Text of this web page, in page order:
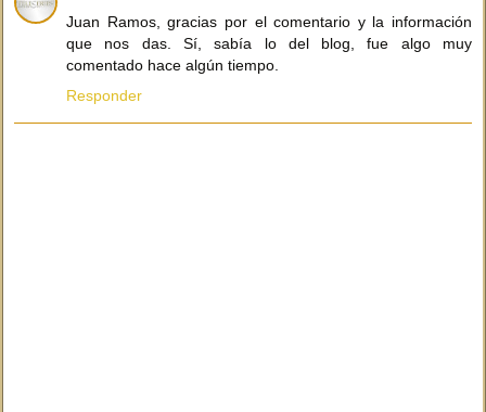
Juan Ramos, gracias por el comentario y la información
que nos das. Sí, sabía lo del blog, fue algo muy
comentado hace algún tiempo.
Responder